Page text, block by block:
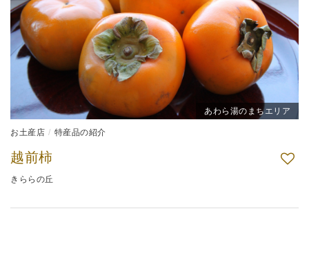
あわら湯のまちエリア
お土産店 特産品の紹介
越前柿
きららの丘